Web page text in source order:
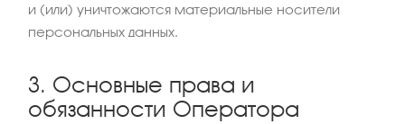
и (или) уничтожаются материальные носители
персональных данных.
3. Основные права и
обязанности Оператора